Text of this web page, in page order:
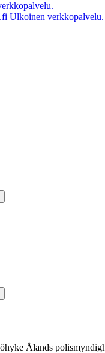
Ulkoinen verkkopalvelu.
Ålands